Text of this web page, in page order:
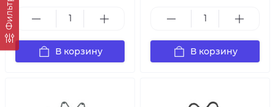
Фильтр
В корзину В корзину